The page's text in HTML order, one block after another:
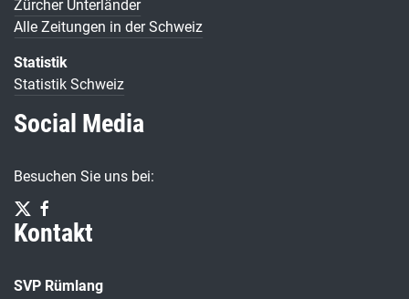
Zürcher Unterländer
Alle Zeitungen in der Schweiz
Statistik
Statistik Schweiz
Social Media
Besuchen Sie uns bei:
Kontakt
SVP Rümlang